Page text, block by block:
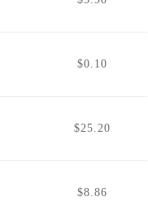
$0.10
$25.20
$8.86